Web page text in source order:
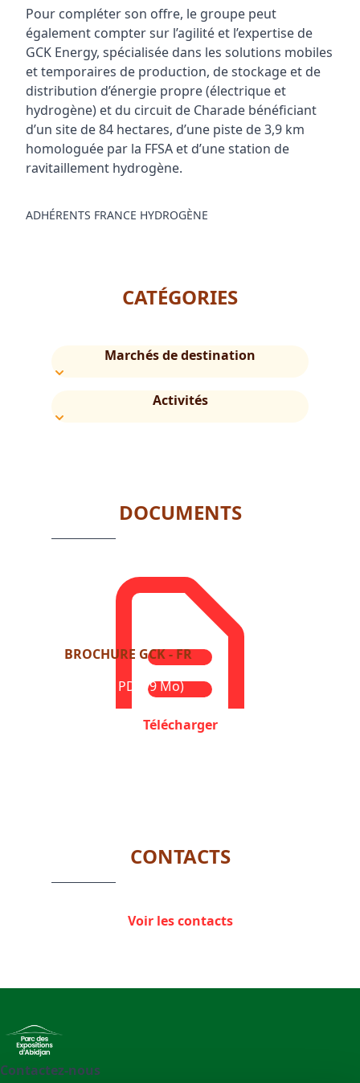
Pour compléter son offre, le groupe peut
également compter sur l’agilité et l’expertise de
GCK Energy, spécialisée dans les solutions mobiles
et temporaires de production, de stockage et de
distribution d’énergie propre (électrique et
hydrogène) et du circuit de Charade bénéficiant
d’un site de 84 hectares, d’une piste de 3,9 km
homologuée par la FFSA et d’une station de
ravitaillement hydrogène.
ADHÉRENTS FRANCE HYDROGÈNE
CATÉGORIES
Marchés de destination
Activités
DOCUMENTS
BROCHURE GCK - FR
Format : PDF (9 Mo)
Télécharger
CONTACTS
Voir les contacts
Contactez-nous